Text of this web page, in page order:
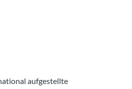
aufgestellte